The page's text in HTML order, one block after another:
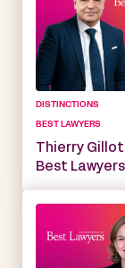
DISTINCTIONS
BEST LAWYERS
Thierry
Best